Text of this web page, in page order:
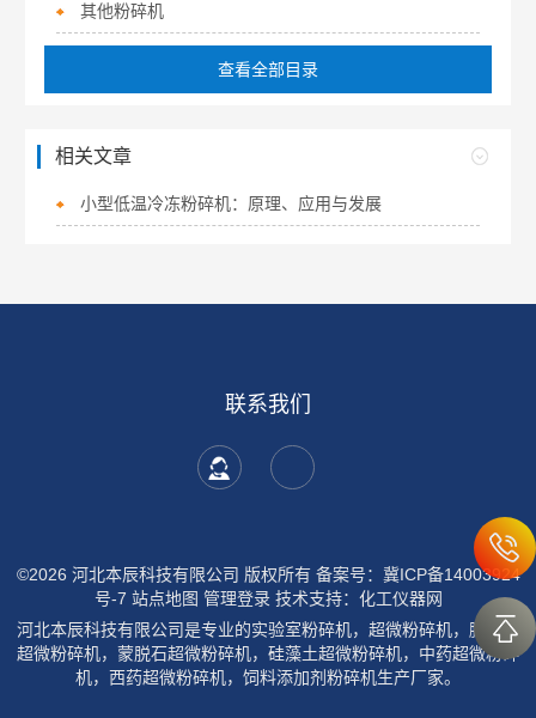
其他粉碎机
查看全部目录
相关文章
小型低温冷冻粉碎机：原理、应用与发展
联系我们
©2026 河北本辰科技有限公司 版权所有 备案号：冀ICP备14003924
号-7 站点地图 管理登录技术支持： 化工仪器网
河北本辰科技有限公司是专业的实验室粉碎机，超微粉碎机，膨润土
超微粉碎机，蒙脱石超微粉碎机，硅藻土超微粉碎机，中药超微粉碎
机，西药超微粉碎机，饲料添加剂粉碎机生产厂家。